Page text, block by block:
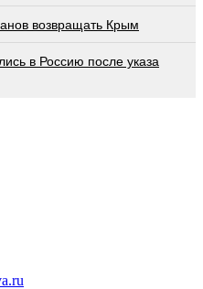
возвращать Крым
в Россию после указа